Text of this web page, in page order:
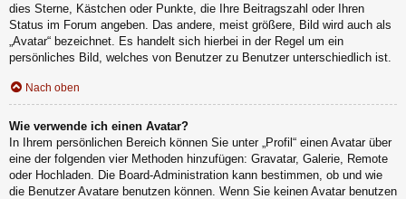
dies Sterne, Kästchen oder Punkte, die Ihre Beitragszahl oder Ihren
Status im Forum angeben. Das andere, meist größere, Bild wird auch als
„Avatar“ bezeichnet. Es handelt sich hierbei in der Regel um ein
persönliches Bild, welches von Benutzer zu Benutzer unterschiedlich ist.
Nach oben
Wie verwende ich einen Avatar?
In Ihrem persönlichen Bereich können Sie unter „Profil“ einen Avatar über
eine der folgenden vier Methoden hinzufügen: Gravatar, Galerie, Remote
oder Hochladen. Die Board-Administration kann bestimmen, ob und wie
die Benutzer Avatare benutzen können. Wenn Sie keinen Avatar benutzen